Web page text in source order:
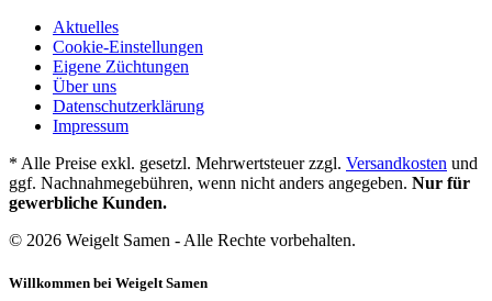
Aktuelles
Cookie-Einstellungen
Eigene Züchtungen
Über uns
Datenschutzerklärung
Impressum
* Alle Preise exkl. gesetzl. Mehrwertsteuer zzgl. Versandkosten und
ggf. Nachnahmegebühren, wenn nicht anders angegeben. Nur für
gewerbliche Kunden.
© 2026 Weigelt Samen - Alle Rechte vorbehalten.
Willkommen bei Weigelt Samen